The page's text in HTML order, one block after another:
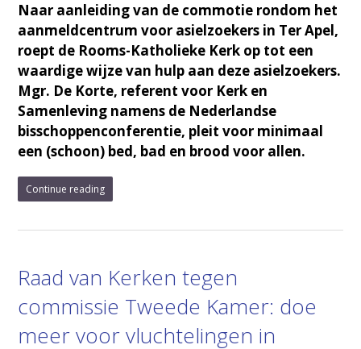
Naar aanleiding van de commotie rondom het
aanmeldcentrum voor asielzoekers in Ter Apel,
roept de Rooms-Katholieke Kerk op tot een
waardige wijze van hulp aan deze asielzoekers.
Mgr. De Korte, referent voor Kerk en
Samenleving namens de Nederlandse
bisschoppenconferentie, pleit voor minimaal
een (schoon) bed, bad en brood voor allen.
Continue reading
Raad van Kerken tegen
commissie Tweede Kamer: doe
meer voor vluchtelingen in